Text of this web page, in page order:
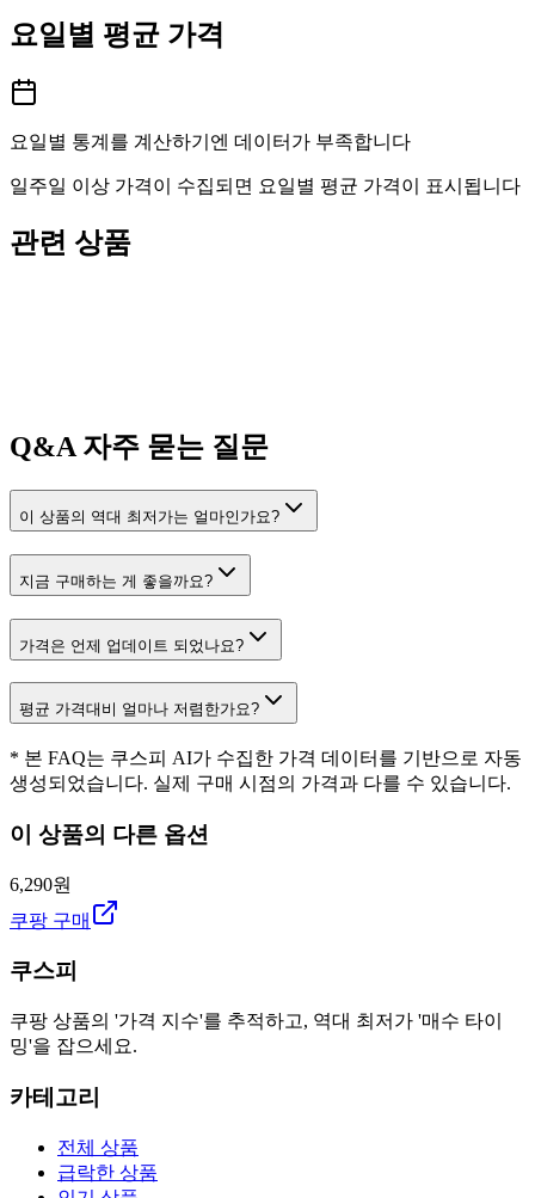
요일별 평균 가격
요일별 통계를 계산하기엔 데이터가 부족합니다
일주일 이상 가격이 수집되면 요일별 평균 가격이 표시됩니다
관련 상품
Q&A자주 묻는 질문
이 상품의 역대 최저가는 얼마인가요?
지금 구매하는 게 좋을까요?
가격은 언제 업데이트 되었나요?
평균 가격대비 얼마나 저렴한가요?
* 본 FAQ는 쿠스피 AI가 수집한 가격 데이터를 기반으로 자동
생성되었습니다. 실제 구매 시점의 가격과 다를 수 있습니다.
이 상품의 다른 옵션
6,290원
쿠팡 구매
쿠스피
쿠팡 상품의 '가격 지수'를 추적하고, 역대 최저가 '매수 타이
밍'을 잡으세요.
카테고리
전체 상품
급락한 상품